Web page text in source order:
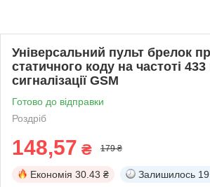
Універсальний пульт брелок
статичного коду на частоті
сигналізації GSM
Готово до відправки
Роздріб
148,57 ₴ 179 ₴
Економія 30.43 ₴ Залишилось